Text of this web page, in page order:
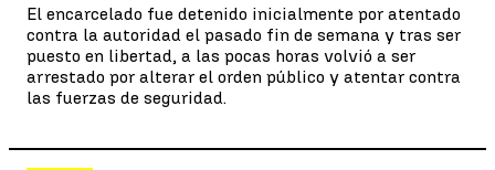
El encarcelado fue detenido inicialmente por atentado
contra la autoridad el pasado fin de semana y tras ser
puesto en libertad, a las pocas horas volvió a ser
arrestado por alterar el orden público y atentar contra
las fuerzas de seguridad.